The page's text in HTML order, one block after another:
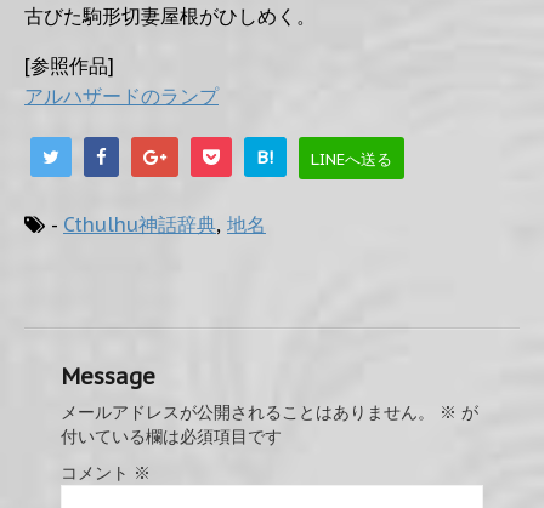
古びた駒形切妻屋根がひしめく。
[参照作品]
アルハザードのランプ
B! LINEへ送る
- Cthulhu神話辞典, 地名
Message
メールアドレスが公開されることはありません。 ※ が
付いている欄は必須項目です
コメント ※